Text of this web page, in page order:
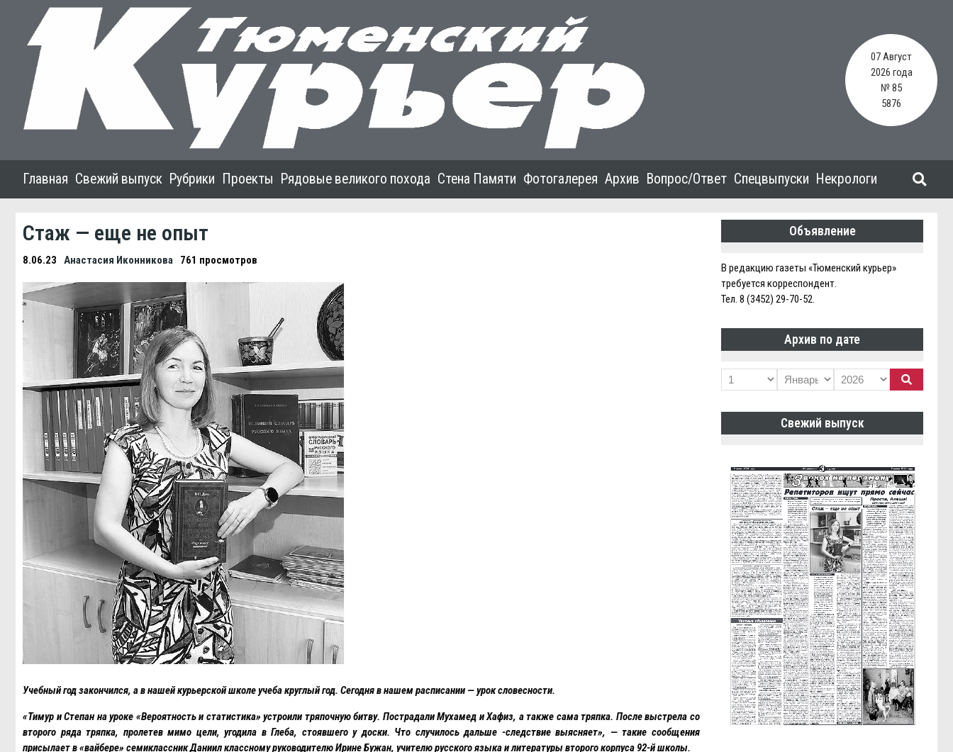
07 Август
2026 года
№ 85
5876
Главная Свежий выпуск Рубрики Проекты Рядовые великого похода Стена Памяти Фотогалерея Архив Вопрос/Ответ Спецвыпуски Некрологи
Стаж — еще не опыт
8.06.23 Анастасия Иконникова 761 просмотров
Учебный год закончился, а в нашей курьерской школе учеба круглый год. Сегодня в нашем расписании — урок словесности.
«Тимур и Степан на уроке «Вероятность и статистика» устроили тряпочную битву. Пострадали Мухамед и Хафиз, а также сама тряпка. После выстрела со
второго ряда тряпка, пролетев мимо цели, угодила в Глеба, стоявшего у доски. Что случилось дальше -следствие выясняет», — такие сообщения
присылает в «вайбере» семиклассник Даниил классному руководителю Ирине Бужан, учителю русского языка и литературы второго корпуса 92-й школы.
Объявление
В редакцию газеты «Тюменский курьер»
требуется корреспондент.
Тел. 8 (3452) 29-70-52.
Архив по дате
Свежий выпуск